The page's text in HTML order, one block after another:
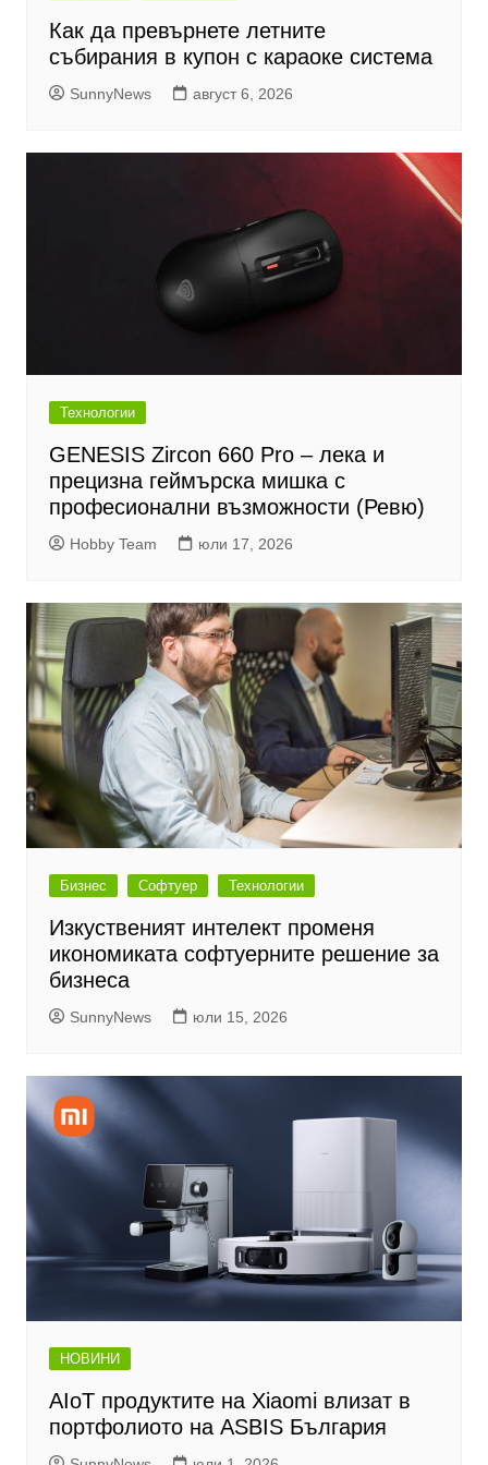
Как да превърнете летните
събирания в купон с караоке система
SunnyNews август 6, 2026
Технологии
GENESIS Zircon 660 Pro – лека и
прецизна геймърска мишка с
професионални възможности (Ревю)
Hobby Team юли 17, 2026
Бизнес Софтуер Технологии
Изкуственият интелект променя
икономиката софтуерните решение за
бизнеса
SunnyNews юли 15, 2026
НОВИНИ
AIoT продуктите на Xiaomi влизат в
портфолиото на ASBIS България